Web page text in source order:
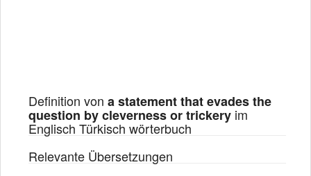
Definition von a statement that evades the
question by cleverness or trickery im
Englisch Türkisch wörterbuch
Relevante Übersetzungen